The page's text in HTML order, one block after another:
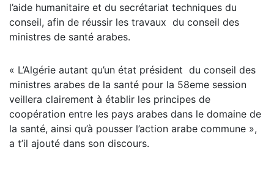
l’aide humanitaire et du secrétariat techniques du
conseil, afin de réussir les travaux du conseil des
ministres de santé arabes.
« L’Algérie autant qu’un état président du conseil des
ministres arabes de la santé pour la 58eme session
veillera clairement à établir les principes de
coopération entre les pays arabes dans le domaine de
la santé, ainsi qu’à pousser l’action arabe commune »,
a t’il ajouté dans son discours.